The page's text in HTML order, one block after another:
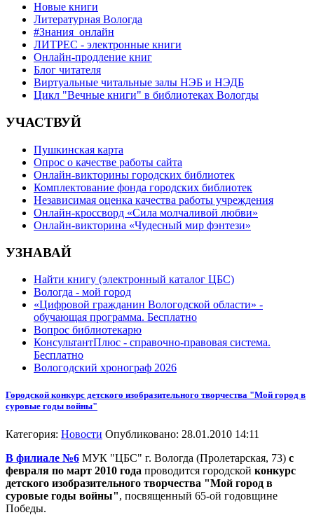
Новые книги
Литературная Вологда
#Знания_онлайн
ЛИТРЕС - электронные книги
Онлайн-продление книг
Блог читателя
Виртуальные читальные залы НЭБ и НЭДБ
Цикл "Вечные книги" в библиотеках Вологды
УЧАСТВУЙ
Пушкинская карта
Опрос о качестве работы сайта
Онлайн-викторины городских библиотек
Комплектование фонда городских библиотек
Независимая оценка качества работы учреждения
Онлайн-кроссворд «Сила молчаливой любви»
Онлайн-викторина «Чудесный мир фэнтези»
УЗНАВАЙ
Найти книгу (электронный каталог ЦБС)
Вологда - мой город
«Цифровой гражданин Вологодской области» -
обучающая программа. Бесплатно
Вопрос библиотекарю
КонсультантПлюс - справочно-правовая система.
Бесплатно
Вологодский хронограф 2026
Городской конкурс детского изобразительного творчества "Мой город в
суровые годы войны"
Категория: Новости Опубликовано: 28.01.2010 14:11
В филиале №6 МУК "ЦБС" г. Вологда (Пролетарская, 73) с
февраля по март 2010 года проводится городской конкурс
детского изобразительного творчества "Мой город в
суровые годы войны", посвященный 65-ой годовщине
Победы.